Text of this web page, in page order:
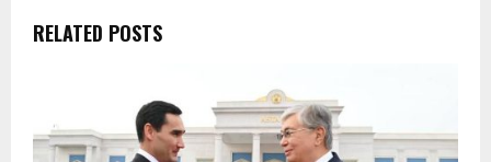
RELATED POSTS